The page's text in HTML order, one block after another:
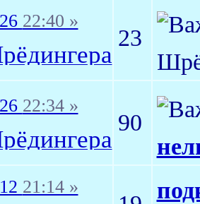
22:40 »
23
22:34 »
90
21:14 »